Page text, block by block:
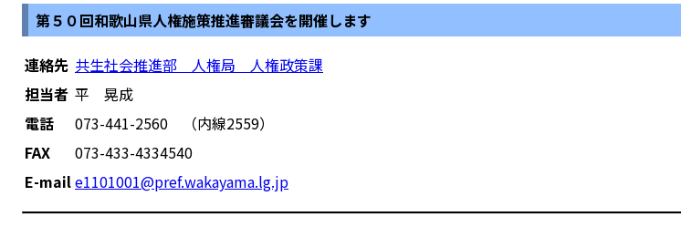
第５０回和歌山県人権施策推進審議会を開催します
連絡先 共生社会推進部 人権局 人権政策課
担当者 平 晃成
電話
073-441-2560 （内線2559）
FAX
073-433-4334540
E-maile1101001@pref.wakayama.lg.jp